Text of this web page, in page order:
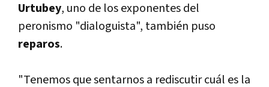
Urtubey, uno de los exponentes del
peronismo "dialoguista", también puso
reparos.
"Tenemos que sentarnos a rediscutir cuál es la